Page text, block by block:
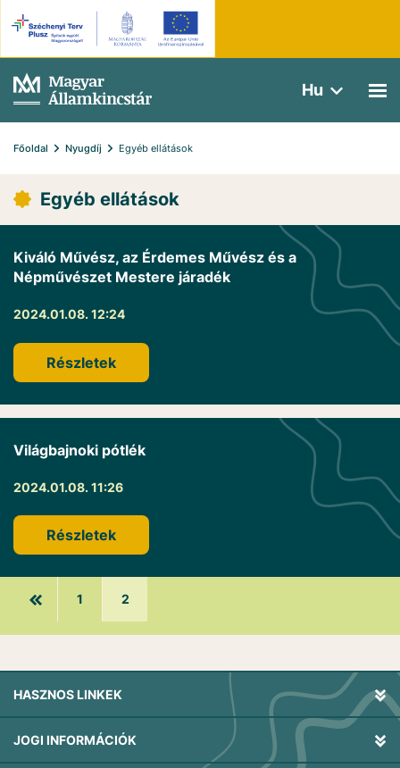
Hu
Főoldal Nyugdíj Egyéb ellátások
Egyéb ellátások
Kiváló Művész, az Érdemes Művész és a
Népművészet Mestere járadék
2024.01.08. 12:24
Részletek
Világbajnoki pótlék
2024.01.08. 11:26
Részletek
1 2
HASZNOS LINKEK
JOGI INFORMÁCIÓK